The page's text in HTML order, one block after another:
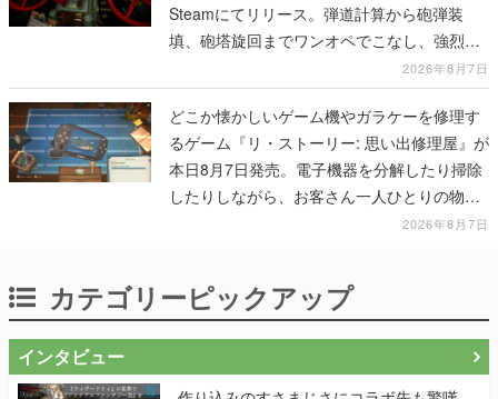
Steamにてリリース。弾道計算から砲弾装
填、砲塔旋回までワンオペでこなし、強烈な
一撃をブチかませるロマンある作品2026年8月7日
どこか懐かしいゲーム機やガラケーを修理す
るゲーム『リ・ストーリー: 思い出修理屋』が
本日8月7日発売。電子機器を分解したり掃除
したりしながら、お客さん一人ひとりの物語
2026年8月7日
カテゴリーピックアップ
インタビュー